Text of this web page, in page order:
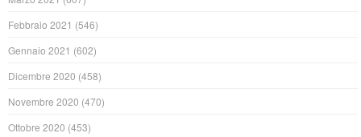
Febbraio 2021 (546)
Gennaio 2021 (602)
Dicembre 2020 (458)
Novembre 2020 (470)
Ottobre 2020 (453)